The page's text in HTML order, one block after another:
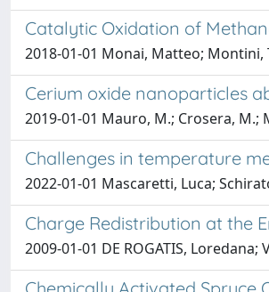
Catalytic Oxidation of
2018-01-01 Monai, Matteo; Montini,
Cerium oxide nanoparticles
2019-01-01 Mauro, M.; Crosera, M.;
Challenges in temperature
2022-01-01 Mascaretti, Luca;
Charge Redistribution at the
2009-01-01 DE ROGATIS,